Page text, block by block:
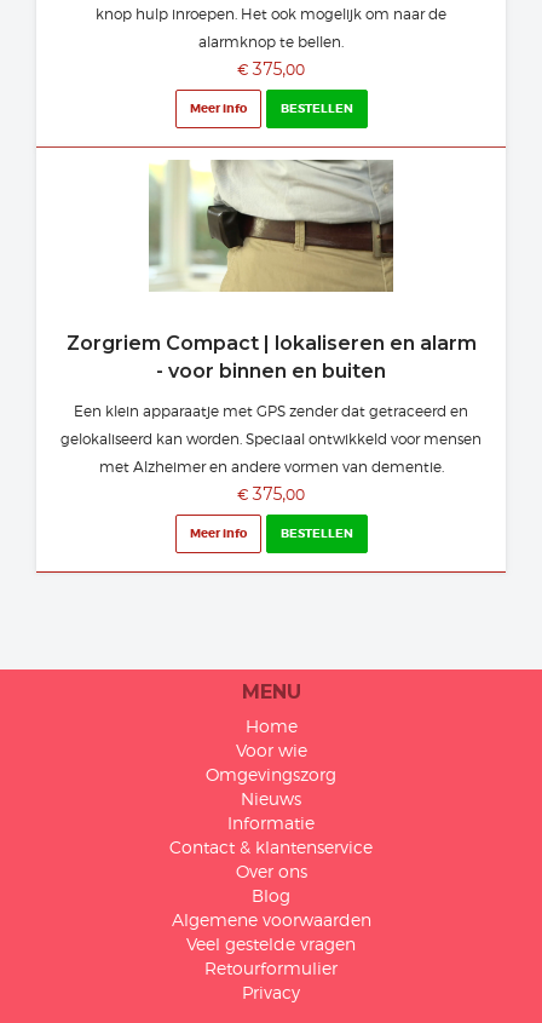
knop hulp inroepen. Het ook mogelijk om naar de
alarmknop te bellen.
€375,00
Meer info BESTELLEN
Zorgriem Compact | lokaliseren en alarm
- voor binnen en buiten
Een klein apparaatje met GPS zender dat getraceerd en
gelokaliseerd kan worden. Speciaal ontwikkeld voor mensen
met Alzheimer en andere vormen van dementie.
€375,00
Meer info BESTELLEN
MENU
Home
Voor wie
Omgevingszorg
Nieuws
Informatie
Contact & klantenservice
Over ons
Blog
Algemene voorwaarden
Veel gestelde vragen
Retourformulier
Privacy